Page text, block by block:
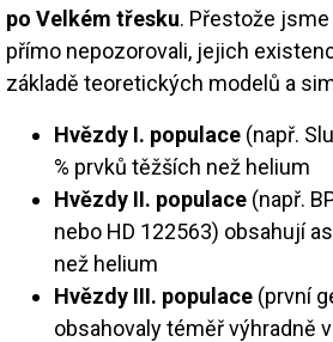
po Velkém třesku. Přestože
přímo nepozorovali, jejich
základě teoretických modelů a
Hvězdy I. populace (např.
% prvků těžších než helium
Hvězdy II. populace (např.
nebo HD 122563) obsahují
než helium
Hvězdy III. populace (první
obsahovaly téměř výhradně